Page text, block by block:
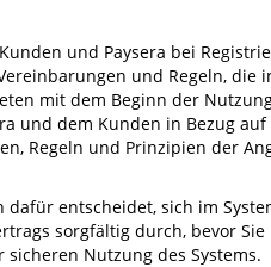
und Paysera bei
und Regeln, die
mit dem Beginn der
und dem Kunden in Bezug
Regeln und Prinzipien der
entscheidet, sich im
sorgfältig durch, bevor
Nutzung des Systems.